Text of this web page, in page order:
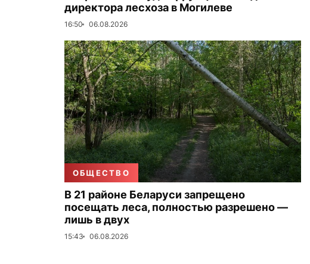
директора лесхоза в Могилеве
16:50 06.08.2026
ОБЩЕСТВО
В 21 районе Беларуси запрещено
посещать леса, полностью разрешено —
лишь в двух
15:43 06.08.2026